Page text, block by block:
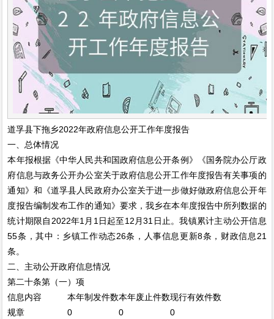
道孚县下拖乡2022年政府信息公开工作年度报告
一、总体情况
本年报根据《中华人民共和国政府信息公开条例》《国务院办公厅政
府信息与政务公开办公室关于政府信息公开工作年度报告有关事项的
通知》和《道孚县人民政府办公室关于进一步做好做政府信息公开年
度报告编制发布工作的通知》要求，我乡在本年度报告中所列数据的
统计期限自2022年1月1日起至12月31日止。我镇累计主动公开信息
55条，其中：乡镇工作动态26条，人事信息更新8条，财政信息21
条。
二、主动公开政府信息情况
第二十条第（一）项
信息内容
本年制发件数本年废止件数现行有效件数
规章
0 0
0